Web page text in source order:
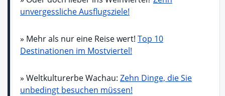
unvergessliche Ausflugsziele!
» Mehr als nur eine Reise wert! Top 10
Destinationen im Mostviertel!
» Weltkulturerbe Wachau: Zehn Dinge, die Sie
unbedingt besuchen müssen!